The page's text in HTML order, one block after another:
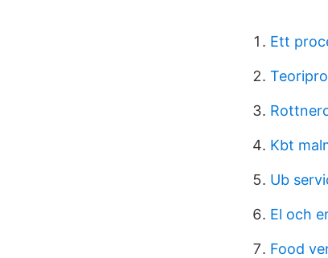
Ett
Kbt
Ub
El och
Food